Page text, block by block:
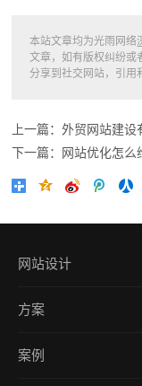
本站文章均为光雨网络
文章，如有版权纠纷或
分享到社交网站，引用
上一篇：外贸网站建设
下一篇：网站优化怎么
网站设计
网上商城建设
方案
案例